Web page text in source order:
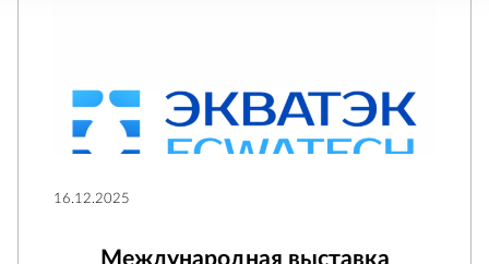
16.12.2025
Международная выставка